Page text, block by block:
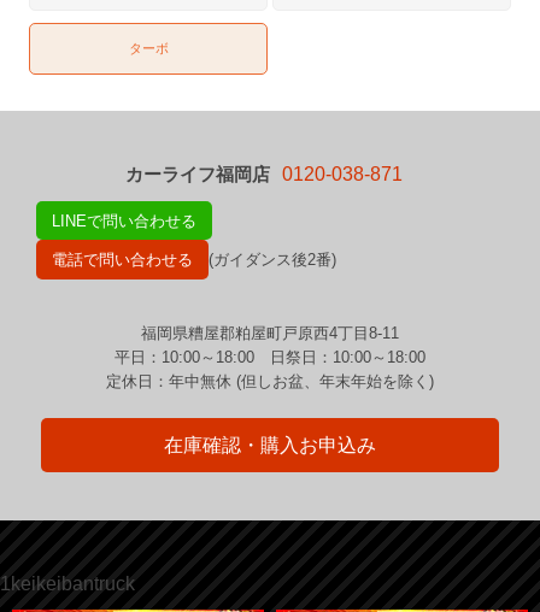
ターボ
カーライフ福岡店 0120-038-871
LINEで問い合わせる
電話で問い合わせる (ガイダンス後2番)
福岡県糟屋郡粕屋町戸原西4丁目8-11
平日：10:00～18:00 日祭日：10:00～18:00
定休日：年中無休 (但しお盆、年末年始を除く)
在庫確認・購入お申込み
1keikeibantruck